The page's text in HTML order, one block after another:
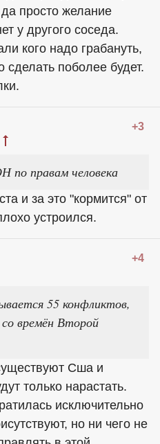
просто желание
у другого соседа.
кого надо грабануть,
поболее будет.
+3
по правам человека
и за это "кормится" от
устроился.
+4
55 конфликтов,
времён Второй
Сша и
только нарастать.
исключительно
но ни чего не